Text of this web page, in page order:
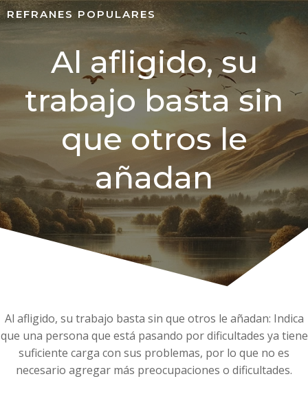
REFRANES POPULARES
Al afligido, su
trabajo basta sin
que otros le
añadan
Al afligido, su trabajo basta sin que otros le añadan: Indica
que una persona que está pasando por dificultades ya tiene
suficiente carga con sus problemas, por lo que no es
necesario agregar más preocupaciones o dificultades.